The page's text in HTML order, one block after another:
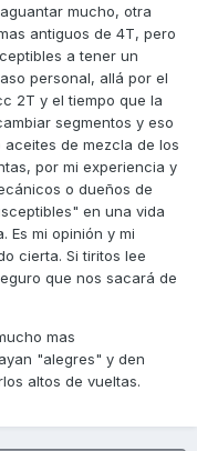
mucho, otra
antiguos de 4T, pero
a tener un
personal, allá por el
2T y el tiempo que la
segmentos y eso
de mezcla de los
por mi experiencia y
o dueños de
en una vida
Es mi opinión y mi
cierta. Si tiritos lee
que nos sacará de
mas
"alegres" y den
altos de vueltas.